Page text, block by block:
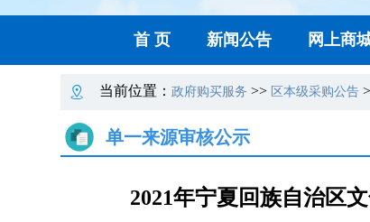
首 页 新闻公告 网上商
当前位置： 政府购买服务 >> 区本级采购公告
单一来源审核公示
2021年宁夏回族自治区